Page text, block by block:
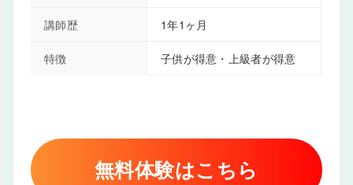
講師歴 1年1ヶ月
特徴 子供が得意・上級者が得意
無料体験はこちら